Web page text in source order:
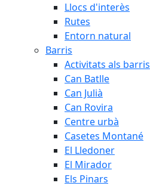
Llocs d'interès
Rutes
Entorn natural
Barris
Activitats als barris
Can Batlle
Can Julià
Can Rovira
Centre urbà
Casetes Montané
El Lledoner
El Mirador
Els Pinars